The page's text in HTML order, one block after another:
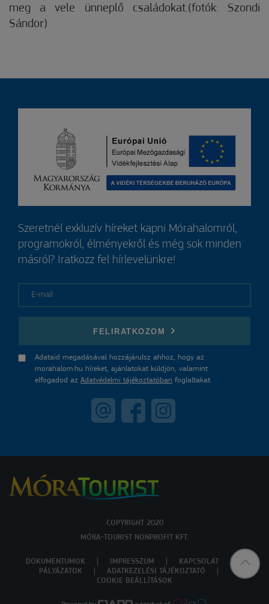
meg a vele ünneplő családokat.(fotók: Szondi
Sándor)
Szeretnél exkluzív híreket kapni Mórahalomról,
programokról, élményekről és még sok minden
másról? Iratkozz fel hírlevelünkre!
FELIRATKOZOM
Adataid megadásával hozzájárulsz ahhoz, hogy az
morahalom.hu híreket, ajánlatokat küldjön, valamint
elfogadod az Adatvédelmi tájékoztatóban foglaltakat.
COPYRIGHT 2020
MÓRA-TOURIST NONPROFIT KFT.
DOKUMENTUMOK IMPRESSZUM
KAPCSOLAT
PÁLYÁZATOK
ADATKEZELÉSI TÁJÉKOZTATÓ
COOKIE BEÁLLÍTÁSOK